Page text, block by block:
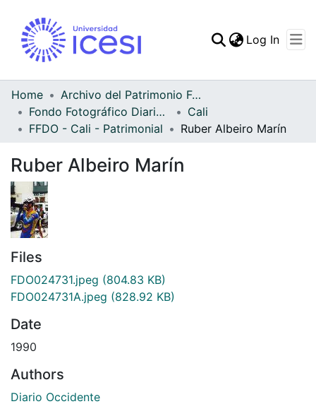
Statistics
Log In
Home
Archivo del Patrimonio Fotográfico y Fílmico del Valle del Cauca
Fondo Fotográfico Diario Occidente
Cali
FFDO - Cali - Patrimonial
Ruber Albeiro Marín
Ruber Albeiro Marín
Files
FDO024731.jpeg (804.83 KB)
FDO024731A.jpeg (828.92 KB)
Date
1990
Authors
Diario Occidente